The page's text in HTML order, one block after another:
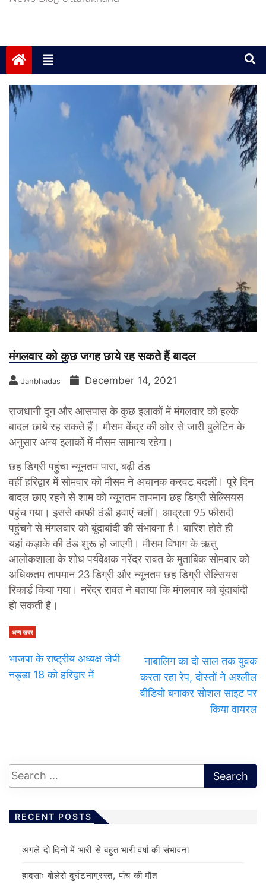
मंगलवार को कुछ जगह छाये रह सकते हैं बादल
Janbhadas December 14, 2021
राजधानी दून और आसपास के कुछ इलाकों में मंगलवार को हल्के
बादल छाये रह सकते हैं। मौसम केंद्र की ओर से जारी बुलेटिन के
अनुसार अन्य इलाकों में मौसम सामान्य रहेगा।
छह डिग्री पहुंचा न्यूनतम पारा, बढ़ी ठंड
वहीं हरिद्वार में सोमवार को मौसम ने अचानक करवट बदली। पूरे दिन
बादल छाए रहने से शाम को न्यूनतम तापमान छह डिग्री सेल्सियस
पहुंच गया। इससे काफी ठंडी हवाएं चलीं। आद्रता 95 फीसदी
पहुंचने से मंगलवार को बूंदाबांदी की संभावना है। बारिश होते ही
यहां कड़ाके की ठंड शुरू हो जाएगी। मौसम विभाग के ऋतु
आलोकशाला के शोध पर्यवेक्षक नरेंद्र रावत के मुताबिक सोमवार को
अधिकतम तापमान 23 डिग्री और न्यूनतम छह डिग्री सेल्सियस
रिकार्ड किया गया। नरेंद्र रावत ने बताया कि मंगलवार को बूंदाबांदी
हो सकती है।
अन्य खबर
भाजपा के राष्ट्रीय अध्यक्ष जेपी
नड्डा 18 को हरिद्वार में
नाबालिग का दो साल तक युवक
करता रहा रेप, दोस्तों ने अश्लील
वीडियो बनाकर सोशल साइट पर
किया वायरल
RECENT POSTS
अगले दो दिनों में भारी से बहुत भारी वर्षा की संभावना
हादसाः बोलेरो दुर्घटनाग्रस्त, पांच की मौत